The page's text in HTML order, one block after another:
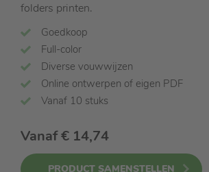
folders printen.
Goedkoop
Full-color
Diverse vouwwijzen
Online ontwerpen of eigen PDF
Vanaf 10 stuks
Vanaf€ 14,74
PRODUCT SAMENSTELLEN